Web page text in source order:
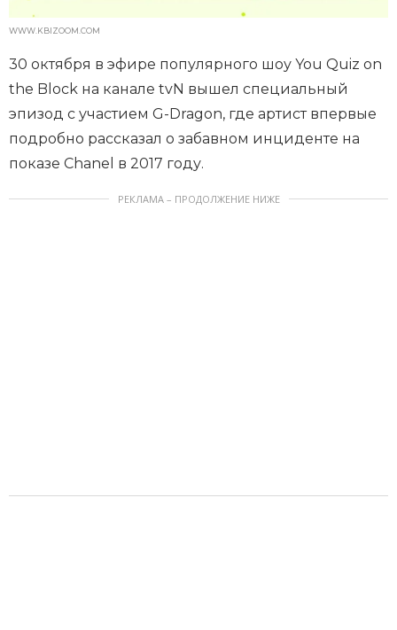
WWW.KBIZOOM.COM
30 октября в эфире популярного шоу You Quiz on
the Block на канале tvN вышел специальный
эпизод с участием G-Dragon, где артист впервые
подробно рассказал о забавном инциденте на
показе Chanel в 2017 году.
РЕКЛАМА – ПРОДОЛЖЕНИЕ НИЖЕ